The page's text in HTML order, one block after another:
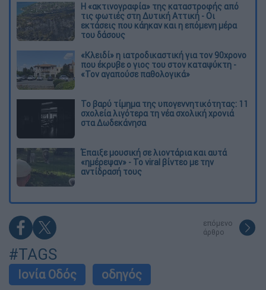
Η «ακτινογραφία» της καταστροφής από
τις φωτιές στη Δυτική Αττική - Οι
εκτάσεις που κάηκαν και η επόμενη μέρα
του δάσους
«Κλειδί» η ιατροδικαστική για τον 90χρονο
που έκρυβε ο γιος του στον καταψύκτη -
«Τον αγαπούσε παθολογικά»
Το βαρύ τίμημα της υπογεννητικότητας: 11
σχολεία λιγότερα τη νέα σχολική χρονιά
στα Δωδεκάνησα
Έπαιξε μουσική σε λιοντάρια και αυτά
«ημέρεψαν» - Το viral βίντεο με την
αντίδρασή τους
επόμενο
άρθρο
#TAGS
Ιονία Οδός
οδηγός